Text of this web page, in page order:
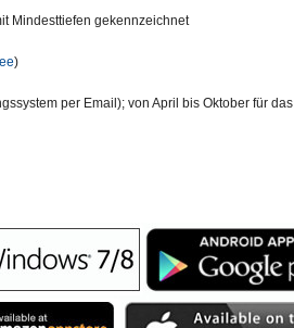
Mindesttiefen gekennzeichnet
)
per Email); von April bis Oktober für das